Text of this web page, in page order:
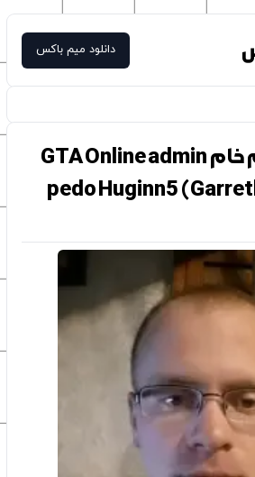
دانلود میم باکس
دانلود قالب میم خام GTA Online admin
pedo Huginn5